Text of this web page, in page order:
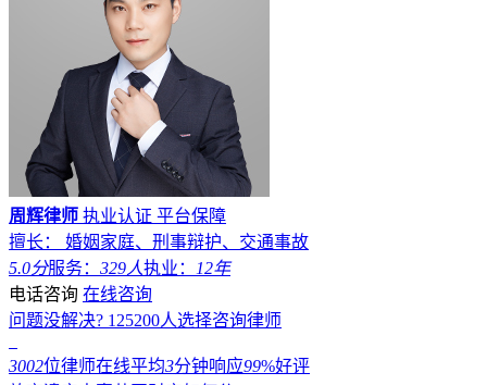
周辉律师 执业认证 平台保障
擅长： 婚姻家庭、刑事辩护、交通事故
5.0分服务： 329人执业：
12年
电话咨询 在线咨询
问题没解决? 125200人选择咨询律师
3002位律师在线平均3分钟响应99%好评